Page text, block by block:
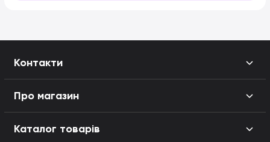
Контакти
Про магазин
Каталог товарів